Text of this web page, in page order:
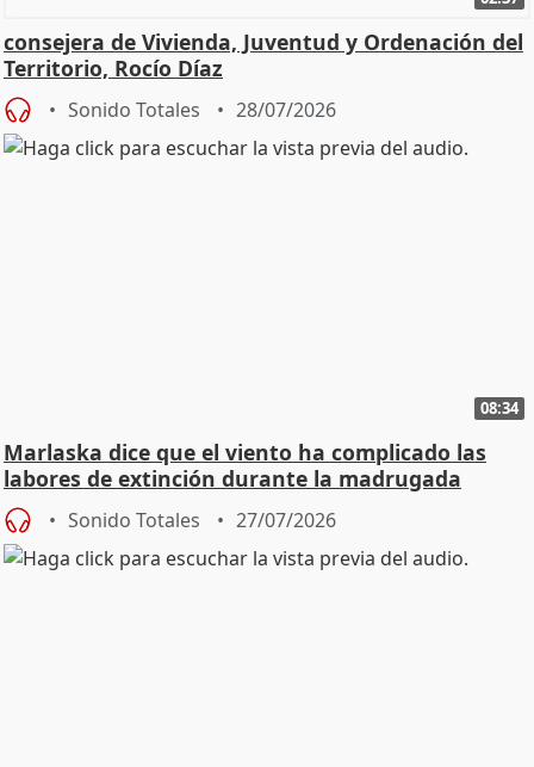
consejera de Vivienda, Juventud y Ordenación del
Territorio, Rocío Díaz
Sonido Totales 28/07/2026
08:34
Marlaska dice que el viento ha complicado las
labores de extinción durante la madrugada
Sonido Totales 27/07/2026